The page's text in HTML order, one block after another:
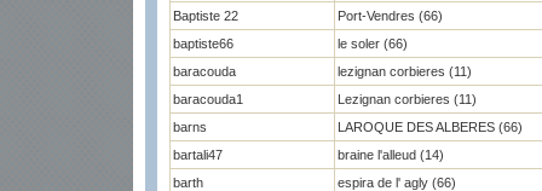
Baptiste 22
Port-Vendres (66)
baptiste66
le soler (66)
baracouda
lezignan corbieres (11)
baracouda1
Lezignan corbieres (11)
barns
LAROQUE DES ALBERES (66)
bartali47
braine l'alleud (14)
barth
espira de l' agly (66)